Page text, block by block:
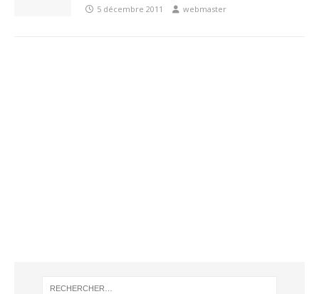
5 décembre 2011 webmaster